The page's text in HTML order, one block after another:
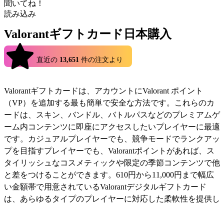
聞いてね！
読み込み
Valorantギフトカード日本購入
直近の 13,651 件の注文より
Valorantギフトカードは、アカウントにValorant ポイント
（VP）を追加する最も簡単で安全な方法です。これらのカ
ードは、スキン、バンドル、バトルパスなどのプレミアムゲ
ーム内コンテンツに即座にアクセスしたいプレイヤーに最適
です。カジュアルプレイヤーでも、競争モードでランクアッ
プを目指すプレイヤーでも、Valorantポイントがあれば、ス
タイリッシュなコスメティックや限定の季節コンテンツで他
と差をつけることができます。610円から11,000円まで幅広
い金額帯で用意されているValorantデジタルギフトカード
は、あらゆるタイプのプレイヤーに対応した柔軟性を提供し